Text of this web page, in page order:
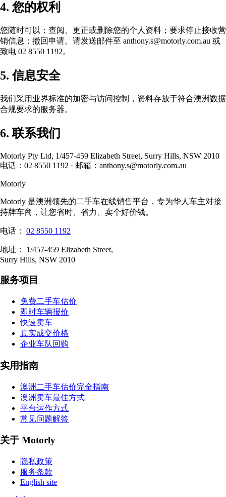
4. 您的权利
您随时可以：查阅、更正或删除您的个人资料；要求停止接收营
销信息；撤回申请。请发送邮件至 anthony.s@motorly.com.au 或
致电 02 8550 1192。
5. 信息安全
我们采用业界标准的加密与访问控制，资料存放于符合澳洲数据
合规要求的服务器。
6. 联系我们
Motorly Pty Ltd, 1/457-459 Elizabeth Street, Surry Hills, NSW 2010
电话：02 8550 1192 · 邮箱：anthony.s@motorly.com.au
Motorly
Motorly 是澳洲领先的二手车在线销售平台，专为华人车主对接
持牌车商，让您省时、省力、卖个好价钱。
电话： 02 8550 1192
地址：
1/457-459 Elizabeth Street,
Surry Hills, NSW 2010
服务项目
免费二手车估价
即时车辆报价
快速卖车
真实成交价格
企业车队回购
实用指南
澳洲二手车估价完全指南
澳洲卖车最佳方式
平台运作方式
常见问题解答
关于 Motorly
隐私政策
服务条款
English site